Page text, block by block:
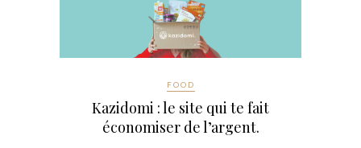
FOOD
Kazidomi : le site qui te fait
économiser de l’argent.